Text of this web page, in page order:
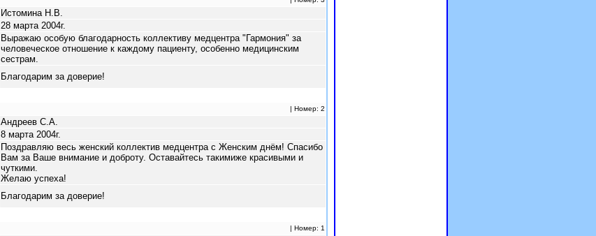
Истомина Н.В.
28 марта 2004г.
Выражаю особую благодарность коллективу медцентра "Гармония" за
человеческое отношение к каждому пациенту, особенно медицинским
сестрам.
Благодарим за доверие!
| Номер: 2
Андреев С.А.
8 марта 2004г.
Поздравляю весь женский коллектив медцентра с Женским днём! Спасибо
Вам за Ваше внимание и доброту. Оставайтесь такимиже красивыми и
чуткими.
Желаю успеха!
Благодарим за доверие!
| Номер: 1